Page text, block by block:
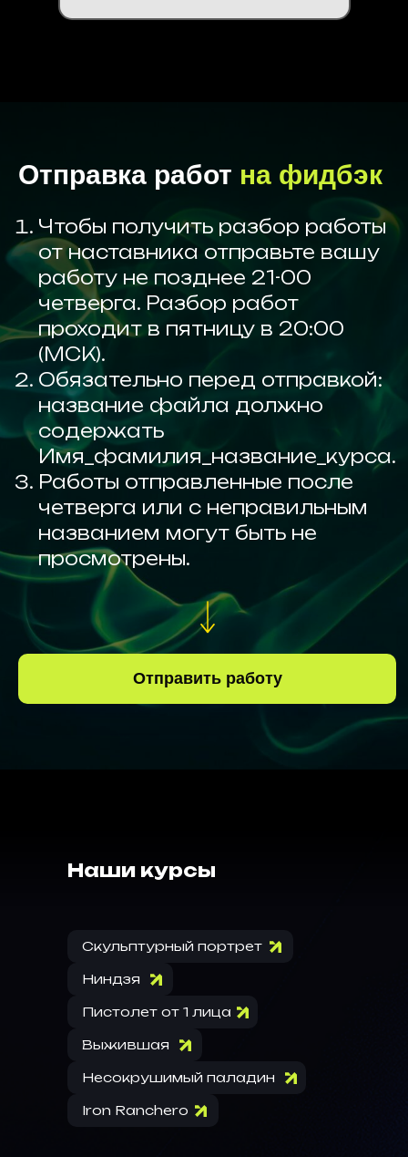
Отправка работ на фидбэк
Чтобы получить разбор работы
от наставника отправьте вашу
работу не позднее 21-00
четверга. Разбор работ
проходит в пятницу в 20:00
(МСК).
Обязательно перед отправкой:
название файла должно
содержать
Имя_фамилия_название_курса.
Работы отправленные после
четверга или с неправильным
названием могут быть не
просмотрены.
Отправить работу
Наши курсы
Скульптурный портрет
Ниндзя
Пистолет от 1 лица
Выжившая
Несокрушимый паладин
Iron Ranchero